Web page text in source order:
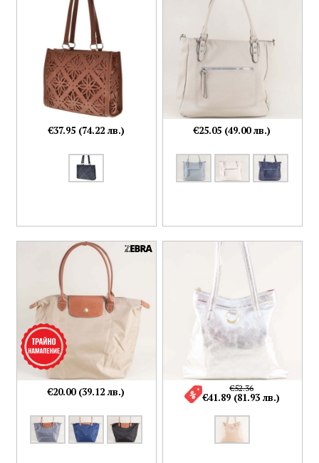
€37.95 (74.22 лв.) €25.05 (49.00 лв.)
€20.00 (39.12 лв.) €52.36
€41.89 (81.93 лв.)